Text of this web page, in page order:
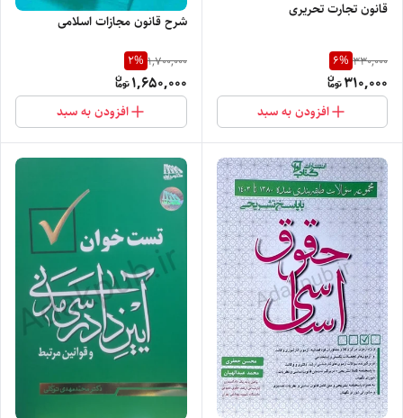
قانون تجارت تحریری
330,000
6%
310,000
افزودن به سبد
شرح قانون مجازات اسلامی
1,700,000
2%
1,650,000
افزودن به سبد